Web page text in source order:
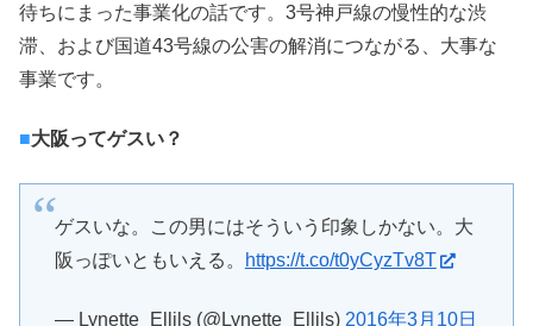
待ちにまった事業化の話です。3号神戸線の慢性的な渋
滞、および国道43号線の公害の解消につながる、大事な
事業です。
■大阪ってゲスい？
ゲスいな。この男にはそういう印象しかない。大
阪っぽいともいえる。
https://t.co/t0yCyzTv8T
— Lynette_Ellils (@Lynette_Ellils) 2016年3月10日